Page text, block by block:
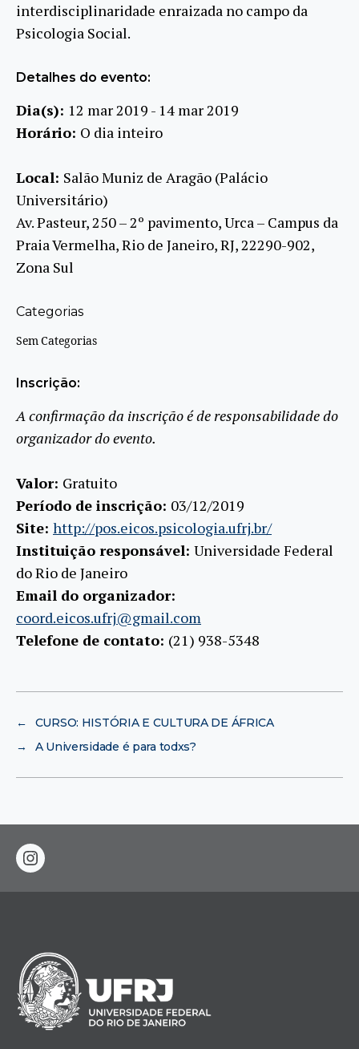
interdisciplinaridade enraizada no campo da
Psicologia Social.
Detalhes do evento:
Dia(s): 12 mar 2019 - 14 mar 2019
Horário: O dia inteiro
Local: Salão Muniz de Aragão (Palácio
Universitário)
Av. Pasteur, 250 – 2º pavimento, Urca – Campus da
Praia Vermelha, Rio de Janeiro, RJ, 22290-902,
Zona Sul
Categorias
Sem Categorias
Inscrição:
A confirmação da inscrição é de responsabilidade do
organizador do evento.
Valor: Gratuito
Período de inscrição: 03/12/2019
Site: http://pos.eicos.psicologia.ufrj.br/
Instituição responsável: Universidade Federal
do Rio de Janeiro
Email do organizador:
coord.eicos.ufrj@gmail.com
Telefone de contato: (21) 938-5348
←
CURSO: HISTÓRIA E CULTURA DE ÁFRICA
→
A Universidade é para todxs?
instagram